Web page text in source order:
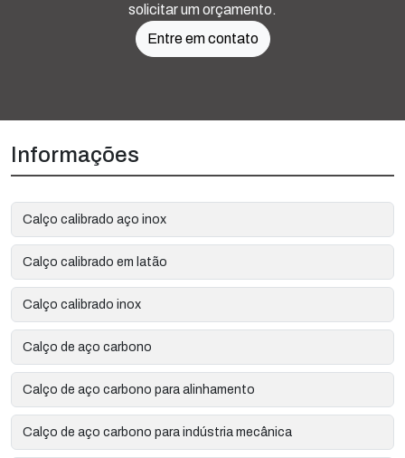
solicitar um orçamento.
Entre em contato
Informações
Calço calibrado aço inox
Calço calibrado em latão
Calço calibrado inox
Calço de aço carbono
Calço de aço carbono para alinhamento
Calço de aço carbono para indústria mecânica